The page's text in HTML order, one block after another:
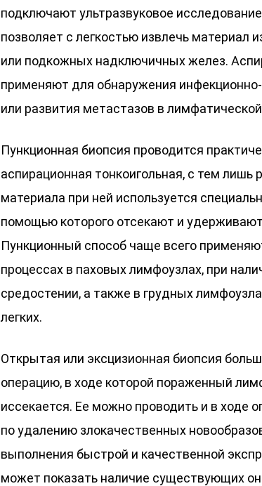
подключают ультразвуковое
позволяет с легкостью извлечь материал
или подкожных надключичных желез.
применяют для обнаружения
или развития метастазов в
Пункционная биопсия проводится
аспирационная тонкоигольная, с тем лишь
материала при ней используется
помощью которого отсекают и
Пункционный способ чаще всего
процессах в паховых лимфоузлах, при
средостении, а также в грудных
легких.
Открытая или эксцизионная биопсия
операцию, в ходе которой пораженный
иссекается. Ее можно проводить и в ходе
по удалению злокачественных
выполнения быстрой и качественной
может показать наличие существующих